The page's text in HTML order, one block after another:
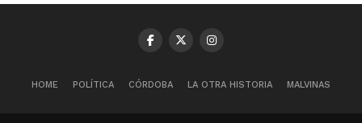
HOME POLÍTICA CÓRDOBA LA OTRA HISTORIA MALVINAS